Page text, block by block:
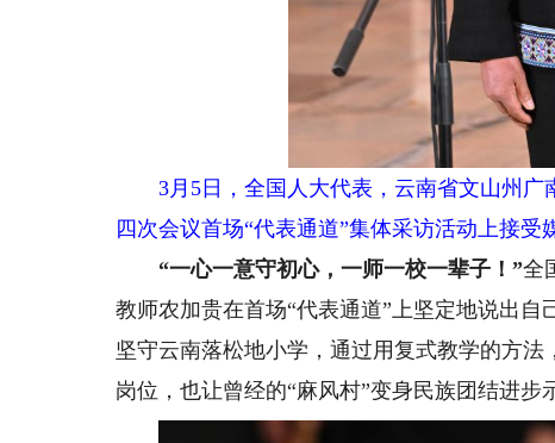
3月5日，全国人大代表，云南省文山州广
四次会议首场“代表通道”集体采访活动上接
“一心一意守初心，一师一校一辈子！”全
教师农加贵在首场“代表通道”上坚定地说出
坚守云南落松地小学，通过用复式教学的方
岗位，也让曾经的“麻风村”变身民族团结进步